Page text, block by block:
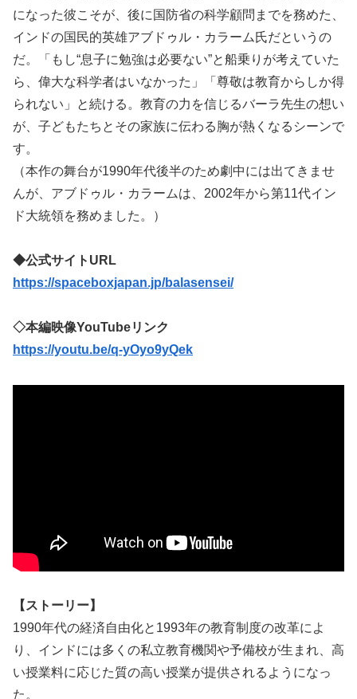
になった彼こそが、後に国防省の科学顧問までを務めた、
インドの国民的英雄アブドゥル・カラーム氏だというの
だ。「もし“息子に勉強は必要ない”と船乗りが考えていた
ら、偉大な科学者はいなかった」「尊敬は教育からしか得
られない」と続ける。教育の力を信じるバーラ先生の想い
が、子どもたちとその家族に伝わる胸が熱くなるシーンで
す。
（本作の舞台が1990年代後半のため劇中には出てきませ
んが、アブドゥル・カラームは、2002年から第11代イン
ド大統領を務めました。）
◆公式サイトURL
https://spaceboxjapan.jp/balasensei/
◇本編映像YouTubeリンク
https://youtu.be/q-yOyo9yQek
【ストーリー】
1990年代の経済自由化と1993年の教育制度の改革によ
り、インドには多くの私立教育機関や予備校が生まれ、高
い授業料に応じた質の高い授業が提供されるようになっ
た。